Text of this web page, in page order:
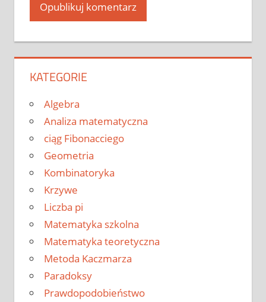
KATEGORIE
Algebra
Analiza matematyczna
ciąg Fibonacciego
Geometria
Kombinatoryka
Krzywe
Liczba pi
Matematyka szkolna
Matematyka teoretyczna
Metoda Kaczmarza
Paradoksy
Prawdopodobieństwo